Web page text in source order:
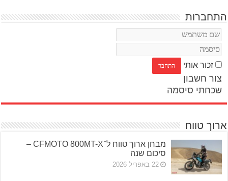
התחברות
זכור אותי
צור חשבון
שכחתי סיסמה
ארוך טווח
מבחן ארוך טווח ל־CFMOTO 800MT-X –
סיכום שנה
22 באפריל 2026